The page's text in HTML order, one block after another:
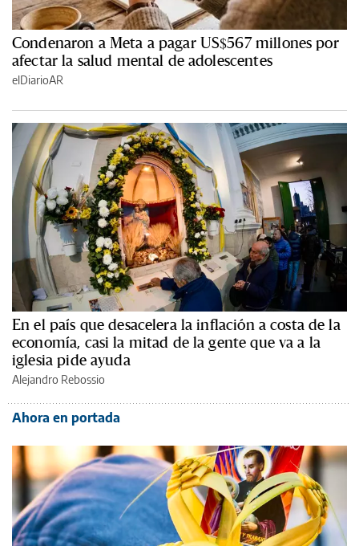
Condenaron a Meta a pagar US$567 millones por
afectar la salud mental de adolescentes
elDiarioAR
En el país que desacelera la inflación a costa de la
economía, casi la mitad de la gente que va a la
iglesia pide ayuda
Alejandro Rebossio
Ahora en portada